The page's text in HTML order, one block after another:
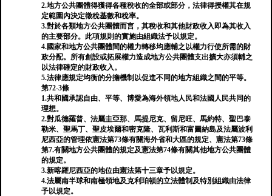
2.地方公共團體得獲得各種稅收的全部或部分，法律得授權其在規
定範圍內決定徵稅基數和稅率。
3.對於各類地方公共團體而言，其稅收和其他財政收入即為其收入
的主要部分。此項規則的實施由組織法予以規定。
4.國家和地方公共團體間的權力轉移均應輔之以權力行使所需的財
政分配。所有創設或拓展權力造成地方公共團體支出擴大亦須輔之
以法律確定的財政收入。
5.法律應規定均衡的分擔機制以促進不同的地方組織之間的平等。
第72-3條
1.共和國承認自由、平等、博愛為海外領地人民和法國人民共同的
理想。
2.對瓜德羅普、法屬圭亞那、馬提尼克、留尼旺、馬約特、聖巴泰
勒米、聖馬丁、聖皮埃爾和密克隆、瓦利斯和富圖納島及法屬波利
尼西亞的管理依憲法第73條有關海外省和大區的規定、憲法第73條
第7.有關地方公共團體的規定及憲法第74條有關其他地方公共團體
的規定。
3.新喀羅尼西亞的地位由憲法第十三章予以規定。
4.法屬南半球和南極領地及克利珀頓的立法體制及特別組織由法律
予以規定。